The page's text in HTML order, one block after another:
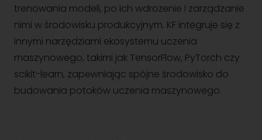
trenowania modeli, po ich wdrożenie i zarządzanie
nimi w środowisku produkcyjnym. KF integruje się z
innymi narzędziami ekosystemu uczenia
maszynowego, takimi jak TensorFlow, PyTorch czy
scikit-learn, zapewniając spójne środowisko do
budowania potoków uczenia maszynowego.